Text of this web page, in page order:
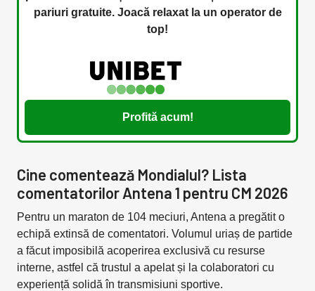
pariuri gratuite. Joacă relaxat la un operator de
top!
Profită acum!
Cine comentează Mondialul? Lista
comentatorilor Antena 1 pentru CM 2026
Pentru un maraton de 104 meciuri, Antena a pregătit o
echipă extinsă de comentatori. Volumul uriaș de partide
a făcut imposibilă acoperirea exclusivă cu resurse
interne, astfel că trustul a apelat și la colaboratori cu
experiență solidă în transmisiuni sportive.